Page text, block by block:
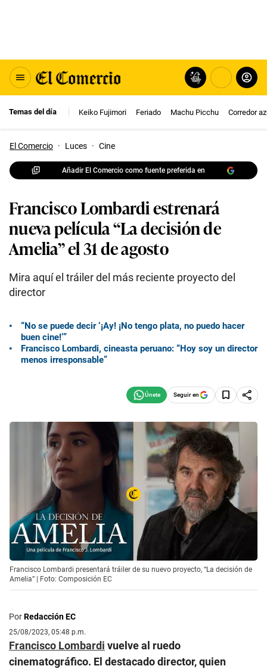
Temas del día Keiko Fujimori Feriado Machu Picchu Corredor
El Comercio · Luces · Cine
Añadir El Comercio como fuente preferida en
Francisco Lombardi estrenará
nueva película “La decisión de
Amelia” el 31 de agosto
Mira aquí el tráiler del más reciente proyecto del
director
“No se puede decir ‘¡Ay! ¡No tengo plata, no puedo hacer
buen cine!’”
Francisco Lombardi, cineasta peruano: “Hoy soy un director
menos irresponsable”
Seguir en
Francisco Lombardi presentará tráiler de su nuevo proyecto, “La decisión de
Amelia” | Foto: Composición EC
PorRedacción EC
25/08/2023, 05:48 p.m.
Francisco Lombardi vuelve al ruedo
cinematográfico. El destacado director, quien